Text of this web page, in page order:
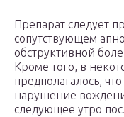
Препарат следует
сопутствующем
обструктивной
Кроме того, в
предполагалось,
нарушение
следующее утро